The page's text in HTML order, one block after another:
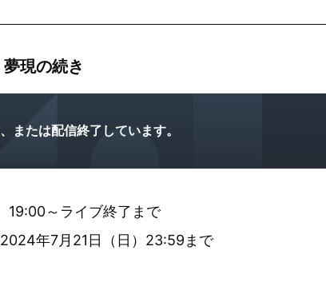
現の続き
または配信終了しています。
19:00～ライブ終了まで
年7月21日（日）23:59まで